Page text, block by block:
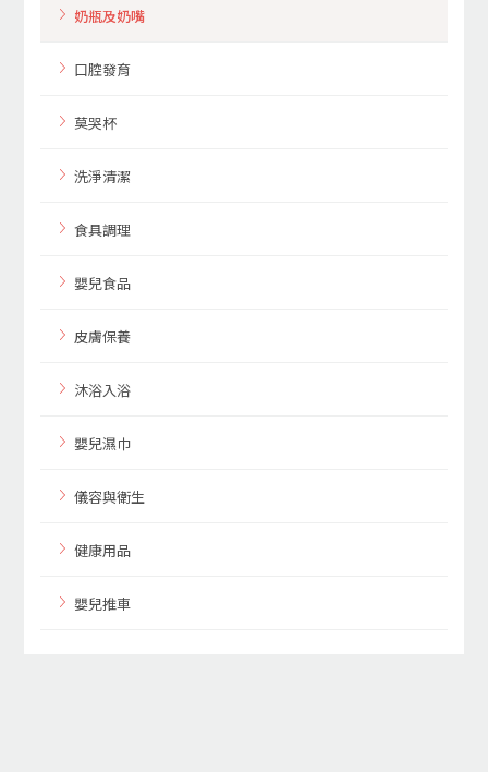
奶瓶及奶嘴
口腔發育
莫哭杯
洗淨清潔
食具調理
嬰兒食品
皮膚保養
沐浴入浴
嬰兒濕巾
儀容與衛生
健康用品
嬰兒推車